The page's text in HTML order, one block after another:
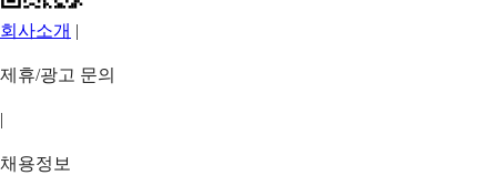
회사소개 |
제휴/광고 문의
|
채용정보